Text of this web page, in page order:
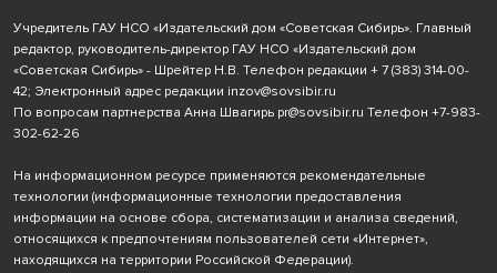
Учредитель ГАУ НСО «Издательский дом «Советская Сибирь». Главный
редактор, руководитель-директор ГАУ НСО «Издательский дом
«Советская Сибирь» - Шрейтер Н.В. Телефон редакции + 7 (383) 314-00-
42; Электронный адрес редакции inzov@sovsibir.ru
По вопросам партнерства Анна Швагирь pr@sovsibir.ru Телефон +7-983-
302-62-26
На информационном ресурсе применяются рекомендательные
технологии (информационные технологии предоставления
информации на основе сбора, систематизации и анализа сведений,
относящихся к предпочтениям пользователей сети «Интернет»,
находящихся на территории Российской Федерации).